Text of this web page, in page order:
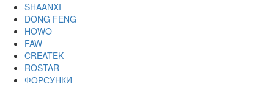
SHAANXI
DONG FENG
HOWO
FAW
CREATEK
ROSTAR
ФОРСУНКИ